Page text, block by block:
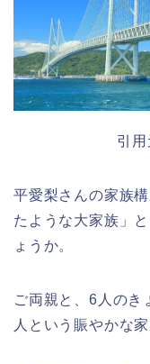
引
平愛梨さんの家族
たような大家族」
ょうか。
ご両親と、6人のき
人という賑やかな